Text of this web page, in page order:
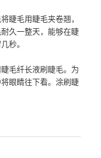
睫毛用睫毛夹卷翘，
久一整天，能够在睫
秒。
毛纤长液刷睫毛。为
眼睛往下看。涂刷睫